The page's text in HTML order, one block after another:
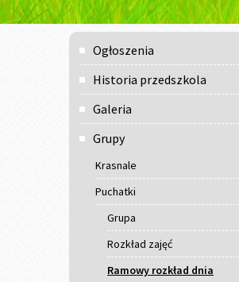
Menu
główne
Ogłoszenia
Historia przedszkola
Galeria
Grupy
Krasnale
Puchatki
Grupa
Rozkład zajęć
Ramowy rozkład dnia